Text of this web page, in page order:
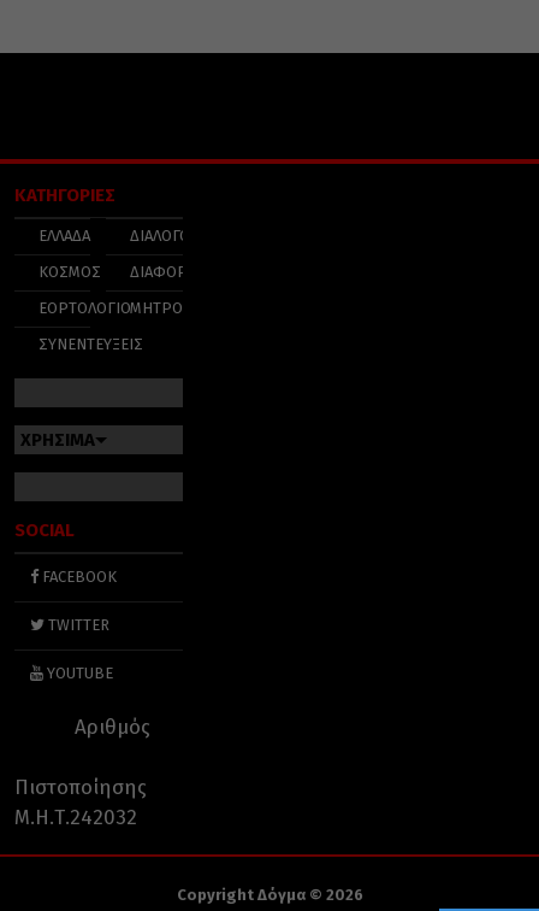
ΚΑΤΗΓΟΡΙΕΣ
ΕΛΛΑΔΑ
ΚΟΣΜΟΣ
ΕΟΡΤΟΛΟΓΙΟ
ΣΥΝΕΝΤΕΥΞΕΙΣ
ΔΙΑΛΟΓΟΣ
ΔΙΑΦΟΡΑ
ΜΗΤΡΟΠΟΛΕΙΣ
ΧΡΗΣΙΜΑ
SOCIAL
FACEBOOK
TWITTER
YOUTUBE
Αριθμός
Πιστοποίησης
Μ.Η.Τ.242032
Copyright Δόγμα © 2026